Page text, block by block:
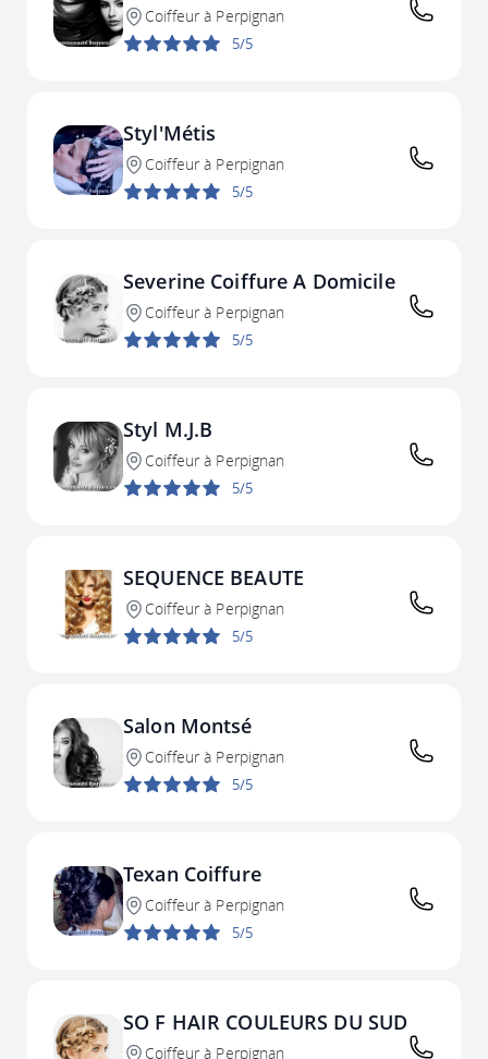
Coiffeur à Perpignan
5/5
Styl'Métis
Coiffeur à Perpignan
5/5
Severine Coiffure A Domicile
Coiffeur à Perpignan
5/5
Styl M.J.B
Coiffeur à Perpignan
5/5
SEQUENCE BEAUTE
Coiffeur à Perpignan
5/5
Salon Montsé
Coiffeur à Perpignan
5/5
Texan Coiffure
Coiffeur à Perpignan
5/5
SO F HAIR COULEURS DU SUD
Coiffeur à Perpignan